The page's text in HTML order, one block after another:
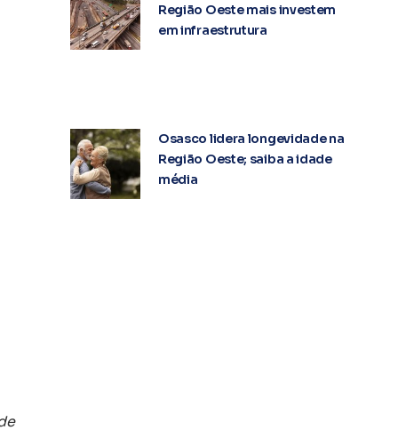
Região Oeste mais investem
em infraestrutura
Osasco lidera longevidade na
Região Oeste; saiba a idade
média